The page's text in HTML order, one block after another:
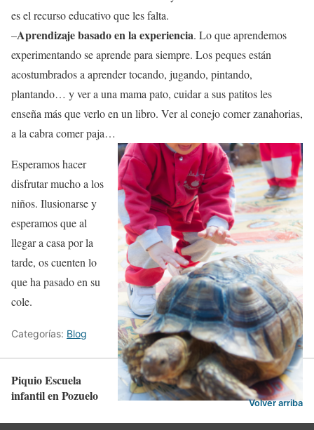
es el recurso educativo que les falta.
–Aprendizaje basado en la experiencia. Lo que aprendemos
experimentando se aprende para siempre. Los peques están
acostumbrados a aprender tocando, jugando, pintando,
plantando… y ver a una mama pato, cuidar a sus patitos les
enseña más que verlo en un libro. Ver al conejo comer zanahorias,
a la cabra comer paja…
Esperamos hacer
disfrutar mucho a los
niños. Ilusionarse y
esperamos que al
llegar a casa por la
tarde, os cuenten lo
que ha pasado en su
cole.
Categorías: Blog
Piquio Escuela
infantil en Pozuelo
Volver arriba